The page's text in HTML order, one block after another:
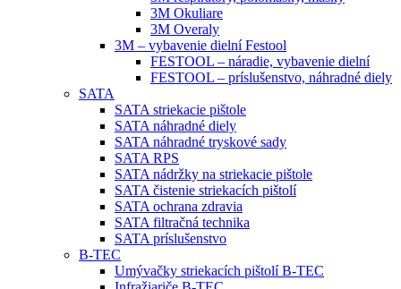
3M Okuliare
3M Overaly
3M – vybavenie dielní Festool
FESTOOL – náradie, vybavenie dielní
FESTOOL – príslušenstvo, náhradné diely
SATA
SATA striekacie pištole
SATA náhradné diely
SATA náhradné tryskové sady
SATA RPS
SATA nádržky na striekacie pištole
SATA čistenie striekacích pištolí
SATA ochrana zdravia
SATA filtračná technika
SATA príslušenstvo
B-TEC
Umývačky striekacích pištolí B-TEC